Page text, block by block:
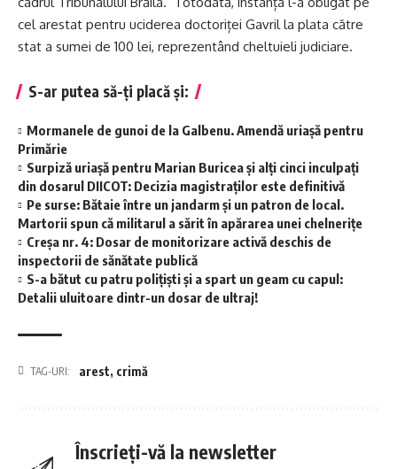
cel arestat pentru uciderea doctoriței Gavril la plata către
stat a sumei de 100 lei, reprezentând cheltuieli judiciare.
S-ar putea să-ți placă și:
Mormanele de gunoi de la Galbenu. Amendă uriașă pentru
Primărie
Surpiză uriașă pentru Marian Buricea și alți cinci inculpați
din dosarul DIICOT: Decizia magistraților este definitivă
Pe surse: Bătaie între un jandarm și un patron de local.
Martorii spun că militarul a sărit în apărarea unei chelnerițe
Creșa nr. 4: Dosar de monitorizare activă deschis de
inspectorii de sănătate publică
S-a bătut cu patru polițiști și a spart un geam cu capul:
Detalii uluitoare dintr-un dosar de ultraj!
TAG-URI: arest, crimă
Înscrieți-vă la newsletter